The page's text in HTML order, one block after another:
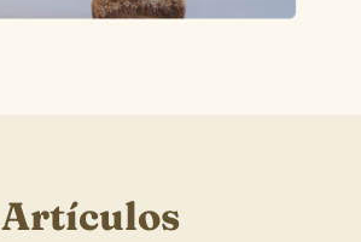
Artículos